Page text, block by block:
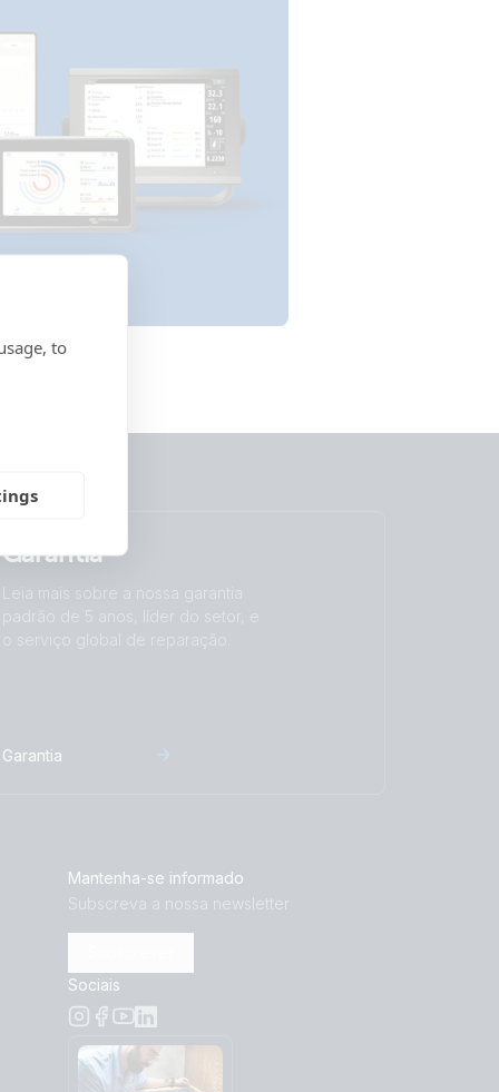
to
Garantia
Leia mais sobre a nossa garantia
padrão de 5 anos, líder do setor, e
o serviço global de reparação.
Garantia
Mantenha-se informado
Subscreva a nossa newsletter
Sociais